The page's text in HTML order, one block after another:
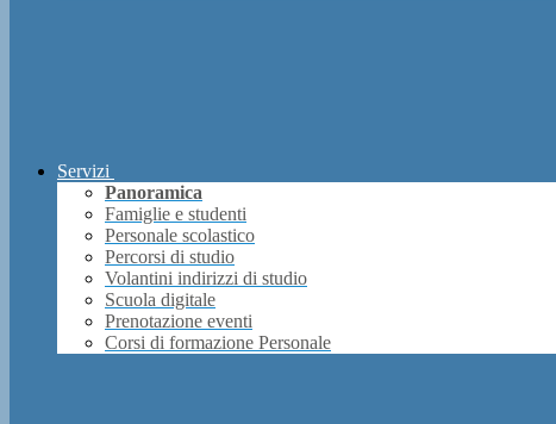
Servizi
Panoramica
Famiglie e studenti
Personale scolastico
Percorsi di studio
Volantini indirizzi di studio
Scuola digitale
Prenotazione eventi
Corsi di formazione Personale